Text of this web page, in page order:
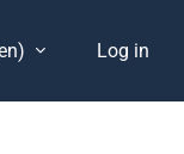
Log in